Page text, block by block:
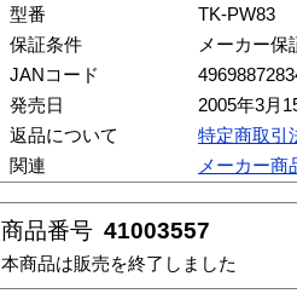
型番
TK-PW83
保証条件
メーカー保
JANコード
発売日
2005年3月
返品について
特定商取引
関連
メーカー商
商品番号 41003557
本商品は販売を終了しました